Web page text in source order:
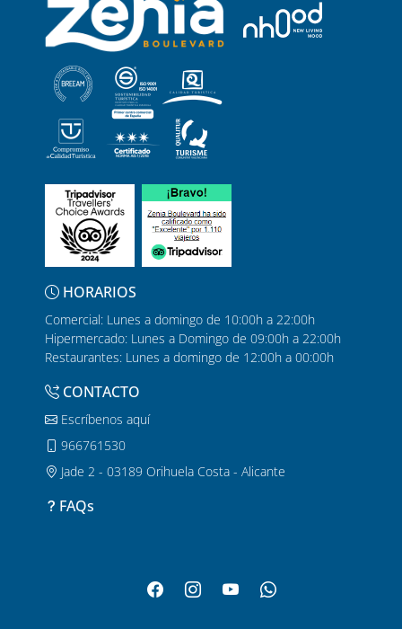
HORARIOS
Comercial: Lunes a domingo de 10:00h a 22:00h
Hipermercado: Lunes a Domingo de 09:00h a 22:00h
Restaurantes: Lunes a domingo de 12:00h a 00:00h
CONTACTO
Escríbenos aquí
966761530
Jade 2 - 03189 Orihuela Costa - Alicante
FAQs